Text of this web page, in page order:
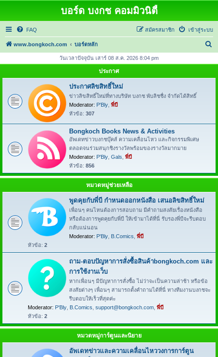
บอร์ด บงกช คอมมิวนิตี้
FAQ เข้าสู่ระบบ
สมัครสมาชิก
www.bongkoch.com บอร์ดหลัก
า
วันเวลาปัจจุบัน เสาร์ 08 ส.ค. 2026 8:04 pm
ประกาศ
ประกาศลิขสิทธิ์ใหม่
ข่าวลิขสิทธิ์ใหม่ที่ทางบริษัท บงกช พับลิชชื่ง จำกัดได้สิทธิ์
Moderator: P'Bly พี่บี
หัวข้อ: 307
Bongkoch Books News & Activities
อัพเดทข่าวบงกชบุ๊คส์ ความเคลื่อนไหว และกิจกรรมพิเศษ
ตลอดจนร่วมสนุกชิงรางวัลพร้อมของรางวัลมากมาย
Moderator: P'Bly Gals พี่บี
หัวข้อ: 856
หมวดหมู่ช่วยเหลือ
พูดคุยกับพี่บี กำหนดออกหนังสือ เสนอลิขสิทธิ์ใหม่
เพื่อนๆ คนไหนต้องการสอบถาม มีคำถามสงสัยเรื่องหนังสือ
หรือต้องการพูดคุยกับพี่บี ให้เข้ามาได้ที่นี่ รับรองพี่บีจะรีบตอบ
กลับแน่นอน
Moderator: P'Bly B.Comics พี่บี
หัวข้อ: 2
ถาม-ตอบปัญหาการสั่งซื้อสินค้าbongkoch.com และ
การใช้งานเว็บ
หากเพื่อนๆ มีปัญหาการสั่งซื้อ ไม่ว่าจะเป็นความล่าช้า หรือข้อ
สงสัยต่างๆ เพื่อนๆ สามารถตั้งคำถามได้ที่นี่ ทางทีมงานบงกชจะ
รีบตอบให้เร็วที่สุดค่ะ
Moderator: P'Bly B.Comics support@bongkoch.com พี่บี
หัวข้อ: 2
หมวดหมู่การ์ตูนและนิยาย
อัพเดทข่าวและความเคลื่อนไหววงการการ์ตูน